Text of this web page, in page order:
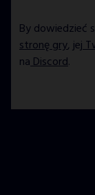
By dowiedzieć
stronę gry, jej
naDiscord.